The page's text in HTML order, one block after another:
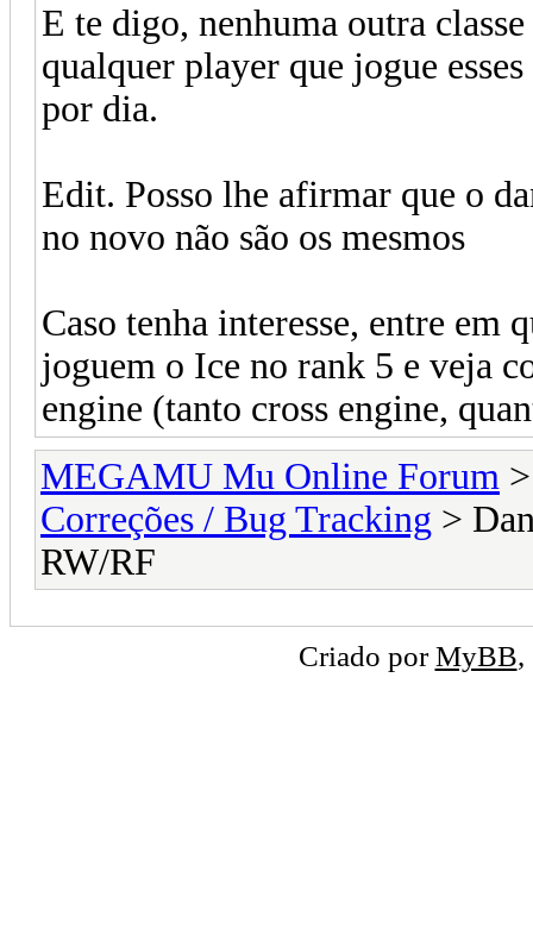
E te digo, nenhuma outra
qualquer player que jogue
por dia.
Edit. Posso lhe afirmar que o
no novo não são os mesmos
Caso tenha interesse, entre em
joguem o Ice no rank 5 e veja
engine (tanto cross engine,
MEGAMU Mu Online Forum
Correções / Bug Tracking >
RW/RF
Criado porMyBB,